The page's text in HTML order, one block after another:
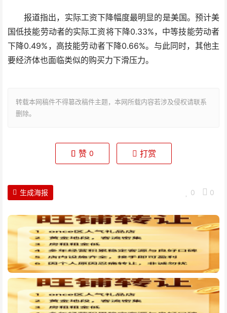
报道指出，实际工资下降幅度最明显的是美国。预计美
国低技能劳动者的实际工资将下降0.33%，中等技能劳动者
下降0.49%，高技能劳动者下降0.66%。与此同时，其他主
要经济体也面临类似的购买力下滑压力。
转载本网稿件不得篡改稿件主题，本网所载内容若涉及侵权请联系
删除。
赞 0 打赏
0 0
生成海报